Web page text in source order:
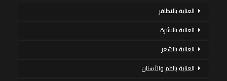
العناية بالاظافر
العناية بالبشرة
العناية بالشعر
العناية بالفم والأسنان